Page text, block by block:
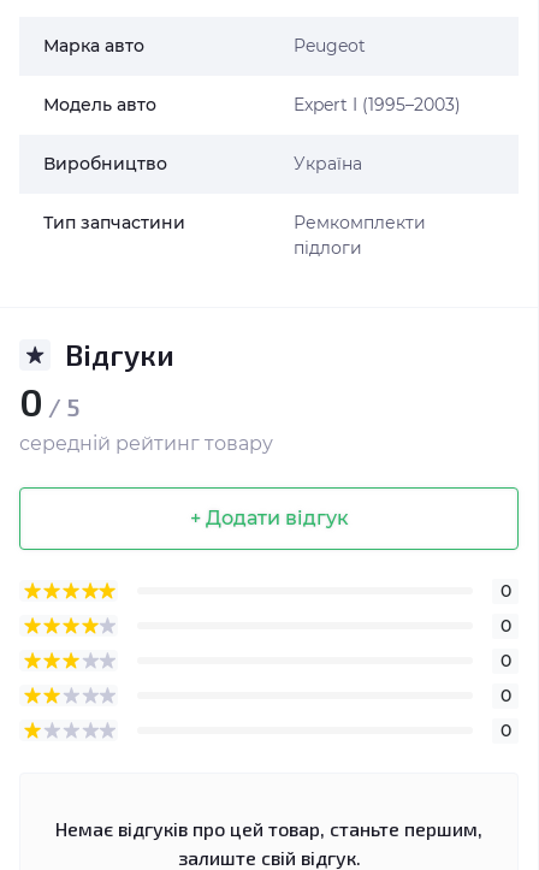
Марка авто Peugeot
Модель авто Expert I (1995–2003)
Виробництво Україна
Тип запчастини
Ремкомплекти
підлоги
Відгуки
0 / 5
середній рейтинг товару
+ Додати відгук
0
0
0
0
0
Немає відгуків про цей товар, станьте першим,
залиште свій відгук.